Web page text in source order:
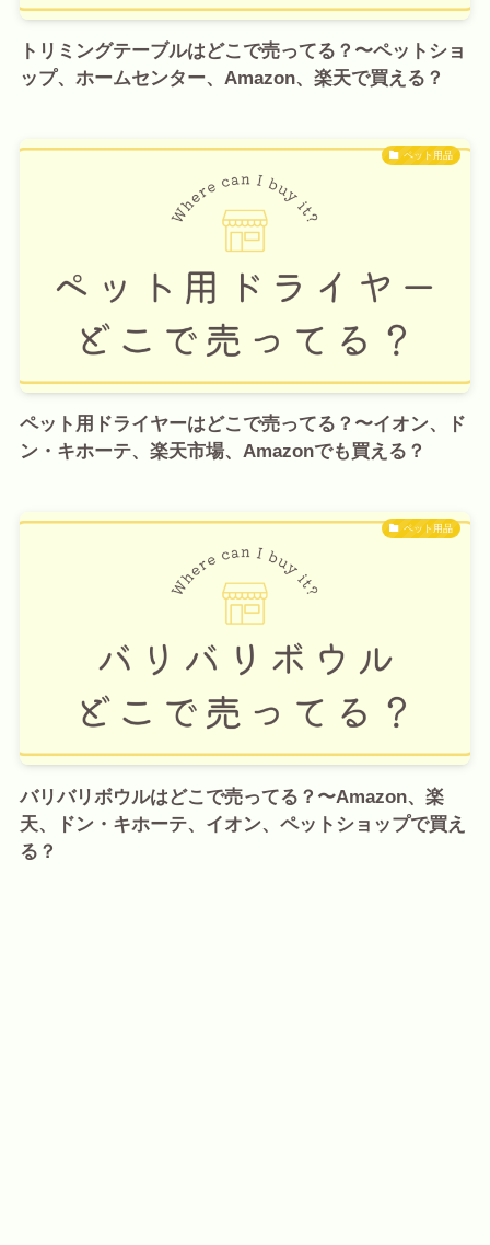
トリミングテーブルはどこで売ってる？〜ペットショ
ップ、ホームセンター、Amazon、楽天で買える？
ペット用品
ペット用ドライヤーはどこで売ってる？〜イオン、ド
ン・キホーテ、楽天市場、Amazonでも買える？
ペット用品
バリバリボウルはどこで売ってる？〜Amazon、楽
天、ドン・キホーテ、イオン、ペットショップで買え
る？